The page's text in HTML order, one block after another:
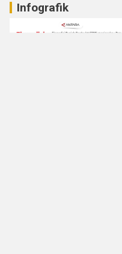
Infografik